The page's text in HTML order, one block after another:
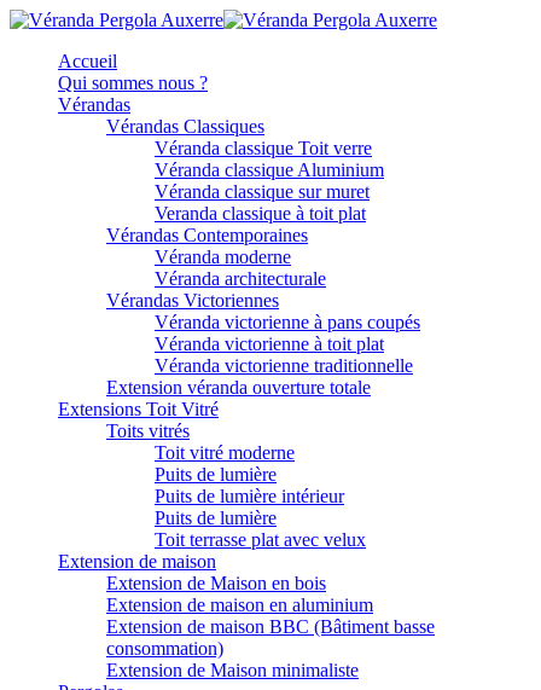
Accueil
Qui sommes nous ?
Vérandas
Vérandas Classiques
Véranda classique Toit verre
Véranda classique Aluminium
Véranda classique sur muret
Veranda classique à toit plat
Vérandas Contemporaines
Véranda moderne
Véranda architecturale
Vérandas Victoriennes
Véranda victorienne à pans coupés
Véranda victorienne à toit plat
Véranda victorienne traditionnelle
Extension véranda ouverture totale
Extensions Toit Vitré
Toits vitrés
Toit vitré moderne
Puits de lumière
Puits de lumière intérieur
Puits de lumière
Toit terrasse plat avec velux
Extension de maison
Extension de Maison en bois
Extension de maison en aluminium
Extension de maison BBC (Bâtiment basse
consommation)
Extension de Maison minimaliste